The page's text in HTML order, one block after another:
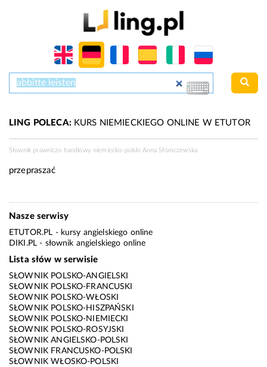
LING POLECA:KURS NIEMIECKIEGO ONLINE W ETUTOR
Słownik prawniczo handlowy niemiecko-polski Anna Słomczewska
przepraszać
Nasze serwisy
ETUTOR.PL - kursy angielskiego online
DIKI.PL - słownik angielskiego online
Lista słów w serwisie
SŁOWNIK POLSKO-ANGIELSKI
SŁOWNIK POLSKO-FRANCUSKI
SŁOWNIK POLSKO-WŁOSKI
SŁOWNIK POLSKO-HISZPAŃSKI
SŁOWNIK POLSKO-NIEMIECKI
SŁOWNIK POLSKO-ROSYJSKI
SŁOWNIK ANGIELSKO-POLSKI
SŁOWNIK FRANCUSKO-POLSKI
SŁOWNIK WŁOSKO-POLSKI